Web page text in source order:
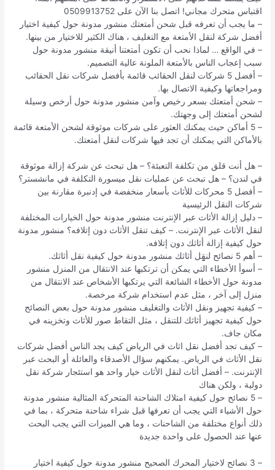
اقتباس متحرك مجاني! اتصل بنا الآن على 0509913752
– ما يجب أن تعرفه قبل شحن أمتعتك منشور مدونة حول كيفية اختيار
أفضل شركة لنقل الأمتعة مع التغليف ، هناك الكثير للاختيار من بينها.
– في الواقع … لماذا نحب أن تكون أمتعتنا أنيقة منشور مدونة حول
سبب إعجاب الناس بالأمتعة الملونة عالية التصميم.
– أفضل 5 شركات لنقل الحقائب قائمة بأفضل شركات نقل الحقائب
ومراجعاتها وكيفية الاتصال بها.
– شحن أمتعتك بسعر رخيص وآمن منشور مدونة حول أرخص وسيلة
لشحن أمتعتك إلى وجهتك.
– 5 أماكن حيث يمكنك العثور على شركات موثوقة لشحن الأمتعة قائمة
بالأماكن التي يمكنك أن تجد فيها شركات لنقل أمتعتك.
– هل أنت قلق من تكلفة التعبئة؟ – هل تبحث عن شركة إزالة موثوقة
في لندن؟ – هل تبحث عن عمليات نقل ميسورة التكلفة في مانشستر؟
– أفضل 5 محركات للأثاث بأسعار منخفضة في إدنبرة مقارنة بين
شركات النقل الرئيسية
– دليل إزالة الأثاث عبر الإنترنت منشور مدونة حول الخيارات المختلفة
لنقل الأثاث عبر الإنترنت. – كيف تنقل الأثاث دون إتلافه؟ منشور مدونة
حول كيفية إزالة أثاثك دون إتلافه.
– أهم 5 نصائح لنقِِِِِِِِِِِِِِِِِل أثاثك منشور مدونة حول كيفية نقل أثاثك.
– أسوأ الأخطاء التي يمكن أن ترتكبها عند الانتقال من المنزل منشور
مدونة حول الأخطاء الشائعة التي يرتكبها الأشخاص عند الانتقال من
منزل إلى آخر ، مثل عدم استخدام شركة مرخصة.
– كيفية تجهيز ونقل الأثاث والتغليف منشور مدونة حول بعض النصائح
حول كيفية تجهيز أثاثك للتنقل ، مثل التقاط صور للأثاث وتخزينه في
مكان جاف.
– كيف تجد أفضل نقل اثاث في الرياض كيف يجد الناس أفضل شركات
نقل الأثاث في الرياض. يمكنهم سؤال الأصدقاء والعائلة أو البحث عبر
الإنترنت. – أفضل أثاث لنقل الأثاث خيار واحد هو استئجار شركة نقل
دولية ، ولكن هناك
– 5 نصائح حول كيفية امتلاك الشاحنة المتحركة المثالية منشور مدونة
حول الأشياء التي يجب أن تعرفها قبل شراء شاحنة متحركة ، بما في
ذلك أنواع مختلفة من الشاحنات ، وما هي الميزات التي يجب البحث
عنها عند الحصول على واحدة جديدة
– 3 نصائح لاختيار المحرك الصحيح منشور مدونة حول كيفية اختيار